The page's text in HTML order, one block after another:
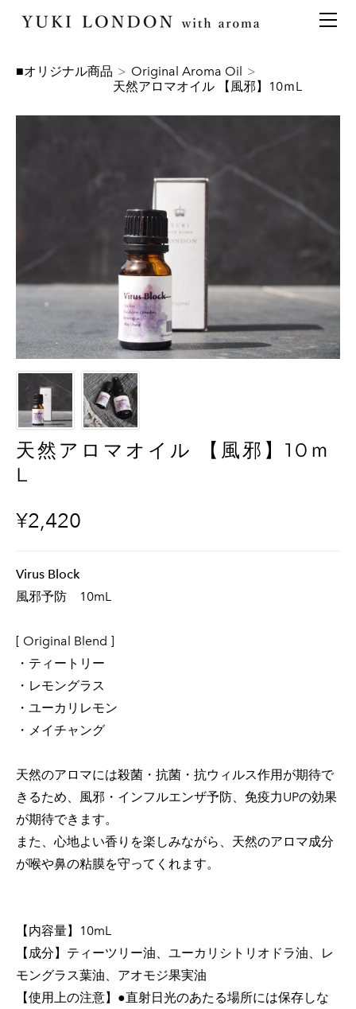
■オリジナル商品 > Original Aroma Oil >
天然アロマオイル 【風邪】10ｍL
天然アロマオイル 【風邪】10ｍ
L
¥2,420
Virus Block
風邪予防 10mL
[ Original Blend ]
・ティートリー
・レモングラス
・ユーカリレモン
・メイチャング
天然のアロマには殺菌・抗菌・抗ウィルス作用が期待で
きるため、風邪・インフルエンザ予防、免疫力UPの効果
が期待できます。
また、心地よい香りを楽しみながら、天然のアロマ成分
が喉や鼻の粘膜を守ってくれます。
【内容量】10mL
【成分】ティーツリー油、ユーカリシトリオドラ油、レ
モングラス葉油、アオモジ果実油
【使用上の注意】●直射日光のあたる場所には保存しな
最新情報
メディア情報
イベント情報
アロマイベント／講習会
イベント
出張アロマ空間
アロマセレモニー《ゲスト参加型演出》
天然アロマ講座
aroma bar【完全会員制】
アロマ空間デザイン
アロマ空間導入の目的・メリット
お問い合わせ
アロマ空間無料体験お申込みフォーム
会社概要
香りの定期便
オリジナル商品
精油56種
グッズ基材
名入れギフト
特別なギフトセレクション
アロマコラム